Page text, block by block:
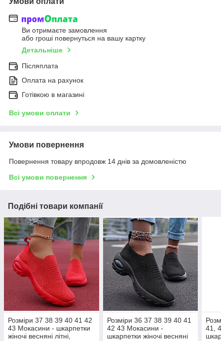
Ви отримаєте замовлення
або гроші повернуться на вашу картку
Детальніше
Післяплата
Оплата на рахунок
Готівкою в магазині
Всі умови оплати
Умови повернення
Повернення товару впродовж 14 днів за домовленістю
Всі умови повернення
Подібні товари компанії
Розміри 37 38 39 40 41 42
43 Мокасини - шкарпетки
жіночі весняні літні,
Розміри 36 37 38 39 40 41
42 43 Мокасини -
шкарпетки жіночі весняні
41,